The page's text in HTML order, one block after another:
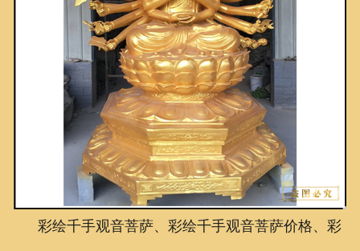
新闻资讯
荣誉资质
泥塑鉴赏
联系我们
彩绘千手观音菩萨、彩绘千手观音菩萨价格、彩